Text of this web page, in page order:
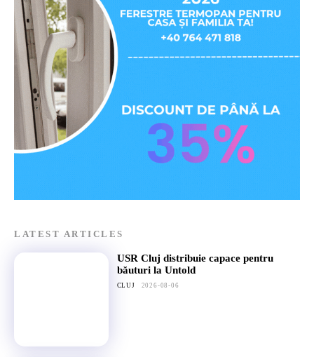
LATEST ARTICLES
USR Cluj distribuie capace pentru
băuturi la Untold
CLUJ 2026-08-06